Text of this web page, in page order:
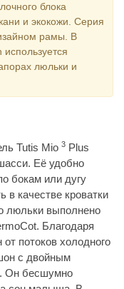
блока
и экокожи. Серия
рамы. В
люльки и
Tutis Mio 3 Plus
Её удобно
бокам или дугу
в качестве кроватки
люльки выполнено
Благодаря
потоков холодного
с двойным
Он бесшумно